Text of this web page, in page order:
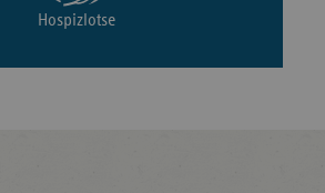
Hospizlotse